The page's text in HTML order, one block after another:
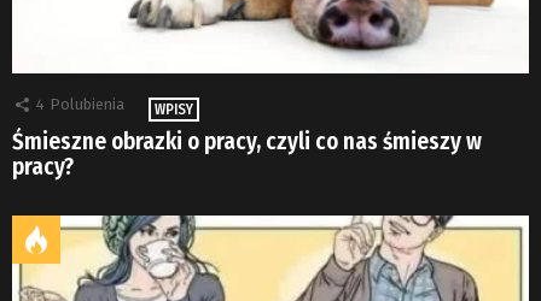
4 Polubienia WPISY
Śmieszne obrazki o pracy, czyli co nas śmieszy w
pracy?